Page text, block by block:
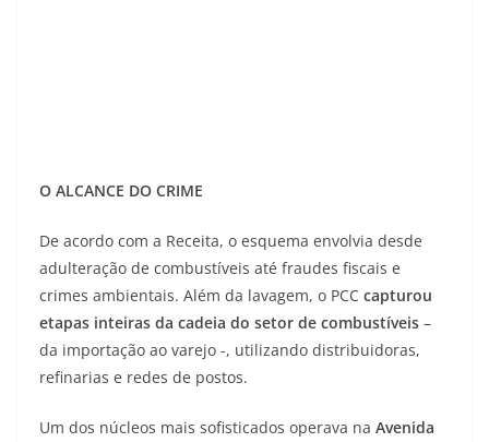
O ALCANCE DO CRIME
De acordo com a Receita, o esquema envolvia desde
adulteração de combustíveis até fraudes fiscais e
crimes ambientais. Além da lavagem, o PCC capturou
etapas inteiras da cadeia do setor de combustíveis –
da importação ao varejo -, utilizando distribuidoras,
refinarias e redes de postos.
Um dos núcleos mais sofisticados operava na Avenida